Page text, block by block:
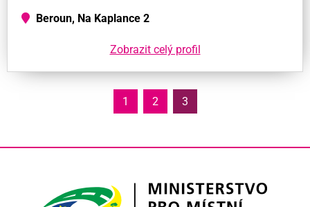
Beroun, Na Kaplance 2
Zobrazit celý profil
1 2 3